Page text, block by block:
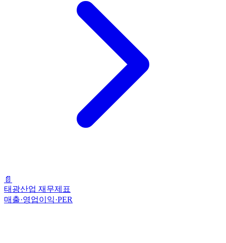
📄
태광산업 재무제표
매출·영업이익·PER